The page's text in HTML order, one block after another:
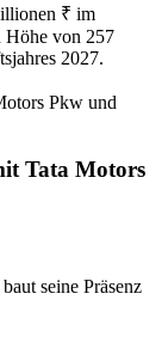
Tata Motors